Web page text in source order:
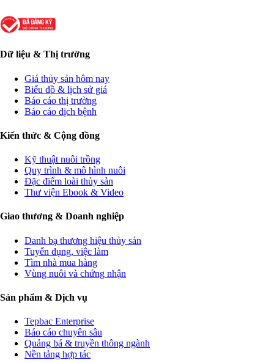
Dữ liệu & Thị trường
Giá thủy sản hôm nay
Biểu đồ & lịch sử giá
Báo cáo thị trường
Báo cáo dịch bệnh
Kiến thức & Cộng đồng
Kỹ thuật nuôi trồng
Quy trình & mô hình nuôi
Đặc điểm loài thủy sản
Thư viện Ebook & Video
Giao thương & Doanh nghiệp
Danh bạ thương hiệu thủy sản
Tuyển dụng, việc làm
Tìm nhà mua hàng
Vùng nuôi và chứng nhận
Sản phẩm & Dịch vụ
Tepbac Enterprise
Báo cáo chuyên sâu
Quảng bá & truyền thông ngành
Nền tảng hợp tác